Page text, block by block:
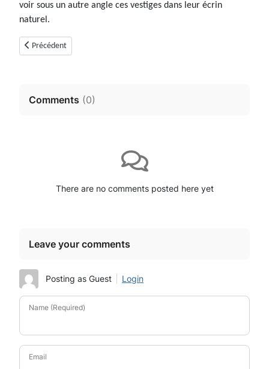
voir sous un autre angle ces vestiges dans leur écrin
naturel.
Article précédent : Essai de datation (04) - partie 2
Précédent
Comments (0)
There are no comments posted here yet
Leave your comments
Posting as Guest Login
Name (Required)
Email